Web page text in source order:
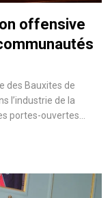
offensive
des Bauxites de
l’industrie de la
portes-ouvertes…